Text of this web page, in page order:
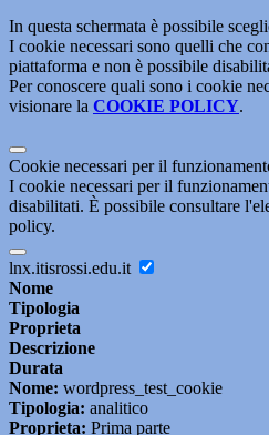
In questa schermata è possibile
I cookie necessari sono quelli che
piattaforma e non è possibile
Per conoscere quali sono i cookie
visionare la COOKIE POLICY.
Cookie necessari per il
I cookie necessari per il
disabilitati. È possibile consultare
policy.
lnx.itisrossi.edu.it
Nome
Tipologia
Proprieta
Descrizione
Durata
Nome: wordpress_test_cookie
Tipologia: analitico
Proprieta: Prima parte